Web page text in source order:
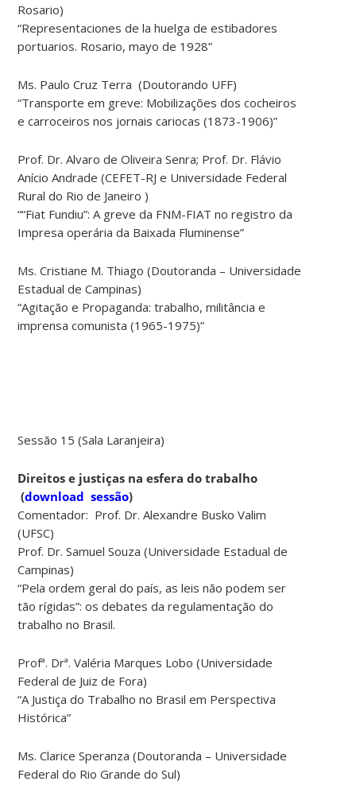
Rosario)
“Representaciones de la huelga de estibadores
portuarios. Rosario, mayo de 1928”
Ms. Paulo Cruz Terra (Doutorando UFF)
“Transporte em greve: Mobilizações dos cocheiros
e carroceiros nos jornais cariocas (1873-1906)”
Prof. Dr. Alvaro de Oliveira Senra; Prof. Dr. Flávio
Anício Andrade (CEFET-RJ e Universidade Federal
Rural do Rio de Janeiro )
““Fiat Fundiu”: A greve da FNM-FIAT no registro da
Impresa operária da Baixada Fluminense”
Ms. Cristiane M. Thiago (Doutoranda – Universidade
Estadual de Campinas)
“Agitação e Propaganda: trabalho, militância e
imprensa comunista (1965-1975)”
Sessão 15 (Sala Laranjeira)
Direitos e justiças na esfera do trabalho
(download sessão)
Comentador: Prof. Dr. Alexandre Busko Valim
(UFSC)
Prof. Dr. Samuel Souza (Universidade Estadual de
Campinas)
“Pela ordem geral do país, as leis não podem ser
tão rígidas”: os debates da regulamentação do
trabalho no Brasil.
Profª. Drª. Valéria Marques Lobo (Universidade
Federal de Juiz de Fora)
“A Justiça do Trabalho no Brasil em Perspectiva
Histórica”
Ms. Clarice Speranza (Doutoranda – Universidade
Federal do Rio Grande do Sul)